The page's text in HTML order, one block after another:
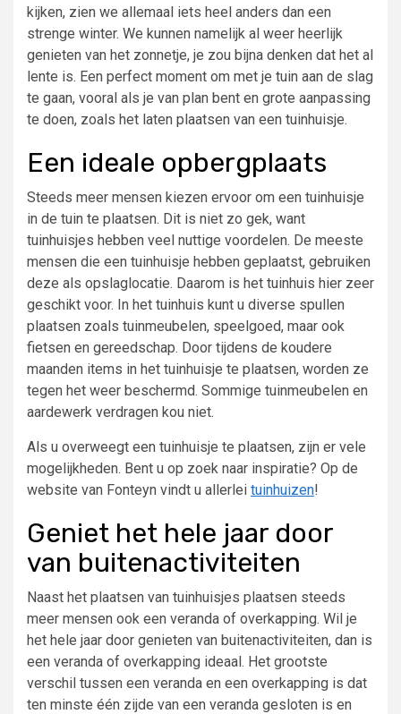
kijken, zien we allemaal iets heel anders dan een
strenge winter. We kunnen namelijk al weer heerlijk
genieten van het zonnetje, je zou bijna denken dat het al
lente is. Een perfect moment om met je tuin aan de slag
te gaan, vooral als je van plan bent en grote aanpassing
te doen, zoals het laten plaatsen van een tuinhuisje.
Een ideale opbergplaats
Steeds meer mensen kiezen ervoor om een ​​tuinhuisje
in de tuin te plaatsen. Dit is niet zo gek, want
tuinhuisjes hebben veel nuttige voordelen. De meeste
mensen die een tuinhuisje hebben geplaatst, gebruiken
deze als opslaglocatie. Daarom is het tuinhuis hier zeer
geschikt voor. In het tuinhuis kunt u diverse spullen
plaatsen zoals tuinmeubelen, speelgoed, maar ook
fietsen en gereedschap. Door tijdens de koudere
maanden items in het tuinhuisje te plaatsen, worden ze
tegen het weer beschermd. Sommige tuinmeubelen en
aardewerk verdragen kou niet.
Als u overweegt een tuinhuisje te plaatsen, zijn er vele
mogelijkheden. Bent u op zoek naar inspiratie? Op de
website van Fonteyn vindt u allerlei tuinhuizen!
Geniet het hele jaar door
van buitenactiviteiten
Naast het plaatsen van tuinhuisjes plaatsen steeds
meer mensen ook een veranda of overkapping. Wil je
het hele jaar door genieten van buitenactiviteiten, dan is
een veranda of overkapping ideaal. Het grootste
verschil tussen een veranda en een overkapping is dat
ten minste één zijde van een veranda gesloten is en